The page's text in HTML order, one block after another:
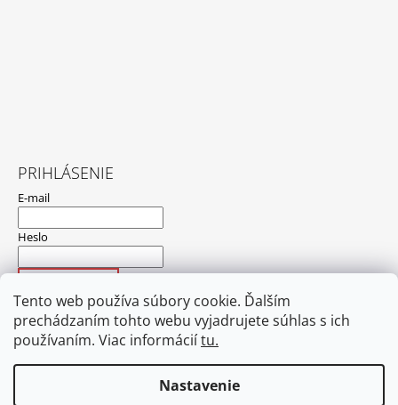
Tento web používa súbory cookie. Ďalším
prechádzaním tohto webu vyjadrujete súhlas s ich
používaním. Viac informáciítu.
Nastavenie
PRIHLÁSENIE
E-mail
Heslo
Nová registrácia Zabudnuté heslo